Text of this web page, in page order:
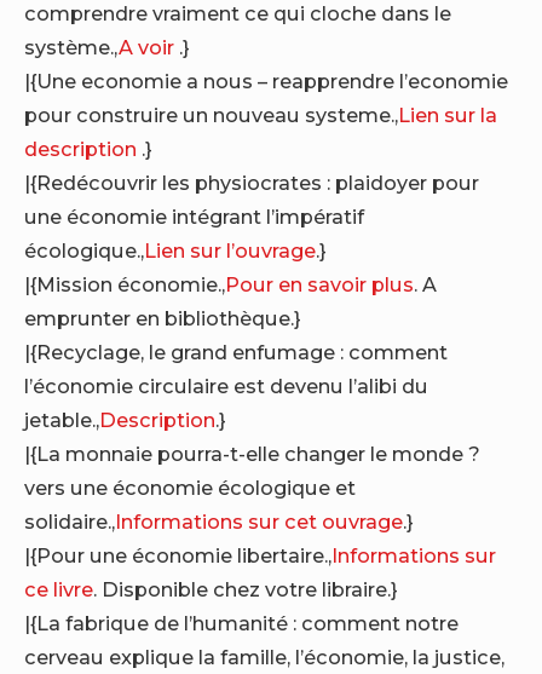
comprendre vraiment ce qui cloche dans le
système.,A voir .}
|{Une economie a nous – reapprendre l’economie
pour construire un nouveau systeme.,Lien sur la
description .}
|{Redécouvrir les physiocrates : plaidoyer pour
une économie intégrant l’impératif
écologique.,Lien sur l’ouvrage.}
|{Mission économie.,Pour en savoir plus. A
emprunter en bibliothèque.}
|{Recyclage, le grand enfumage : comment
l’économie circulaire est devenu l’alibi du
jetable.,Description.}
|{La monnaie pourra-t-elle changer le monde ?
vers une économie écologique et
solidaire.,Informations sur cet ouvrage.}
|{Pour une économie libertaire.,Informations sur
ce livre. Disponible chez votre libraire.}
|{La fabrique de l’humanité : comment notre
cerveau explique la famille, l’économie, la justice,